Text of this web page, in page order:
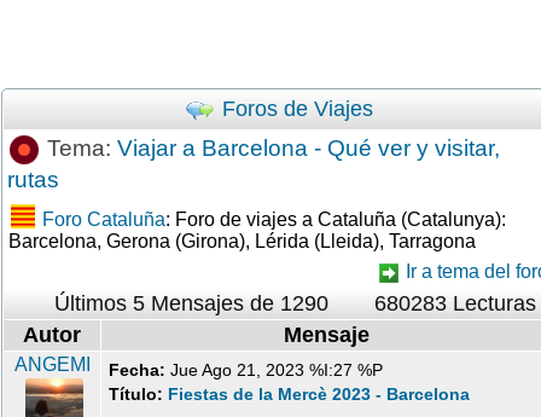
Foros de Viajes
Tema: Viajar a Barcelona - Qué ver y visitar,
rutas
Foro Cataluña: Foro de viajes a Cataluña (Catalunya):
Barcelona, Gerona (Girona), Lérida (Lleida), Tarragona
Ir a tema del
Últimos 5 Mensajes de 1290
680283 Lecturas
Autor
Mensaje
ANGEMI Fecha: Jue Ago 21, 2023 %I:27 %P
Título: Fiestas de la Mercè 2023 - Barcelona